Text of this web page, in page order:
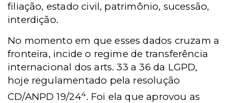
filiação, estado civil, patrimônio, sucessão,
interdição.
No momento em que esses dados cruzam a
fronteira, incide o regime de transferência
internacional dos arts. 33 a 36 da LGPD,
hoje regulamentado pela resolução
CD/ANPD 19/244. Foi ela que aprovou as